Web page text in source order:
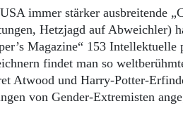
immer stärker ausbreitende
Hetzjagd auf Abweichler)
Magazine“ 153
findet man so
Atwood und Harry-Potter-
von Gender-Extremisten